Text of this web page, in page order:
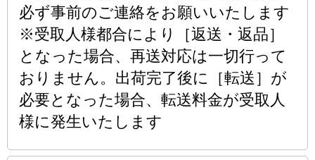
必ず事前のご連絡をお願いいたします
※受取人様都合により［返送・返品］
となった場合、再送対応は一切行って
おりません。出荷完了後に［転送］が
必要となった場合、転送料金が受取人
様に発生いたします